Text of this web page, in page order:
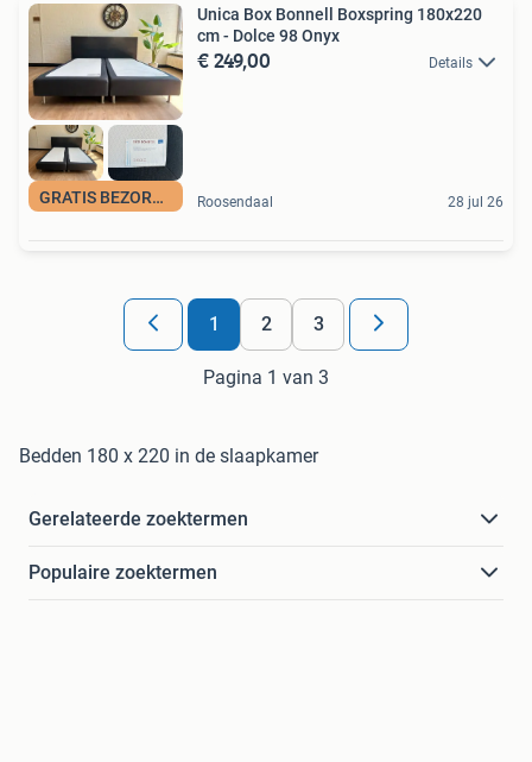
GRATIS BEZORGD
Unica Box Bonnell Boxspring 180x220
cm - Dolce 98 Onyx
€ 249,00 Details
Roosendaal 28 jul 26
1 2 3
Pagina 1 van 3
Bedden 180 x 220 in de slaapkamer
Gerelateerde zoektermen
Populaire zoektermen